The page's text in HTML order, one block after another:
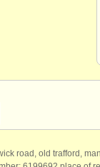
road, old trafford,